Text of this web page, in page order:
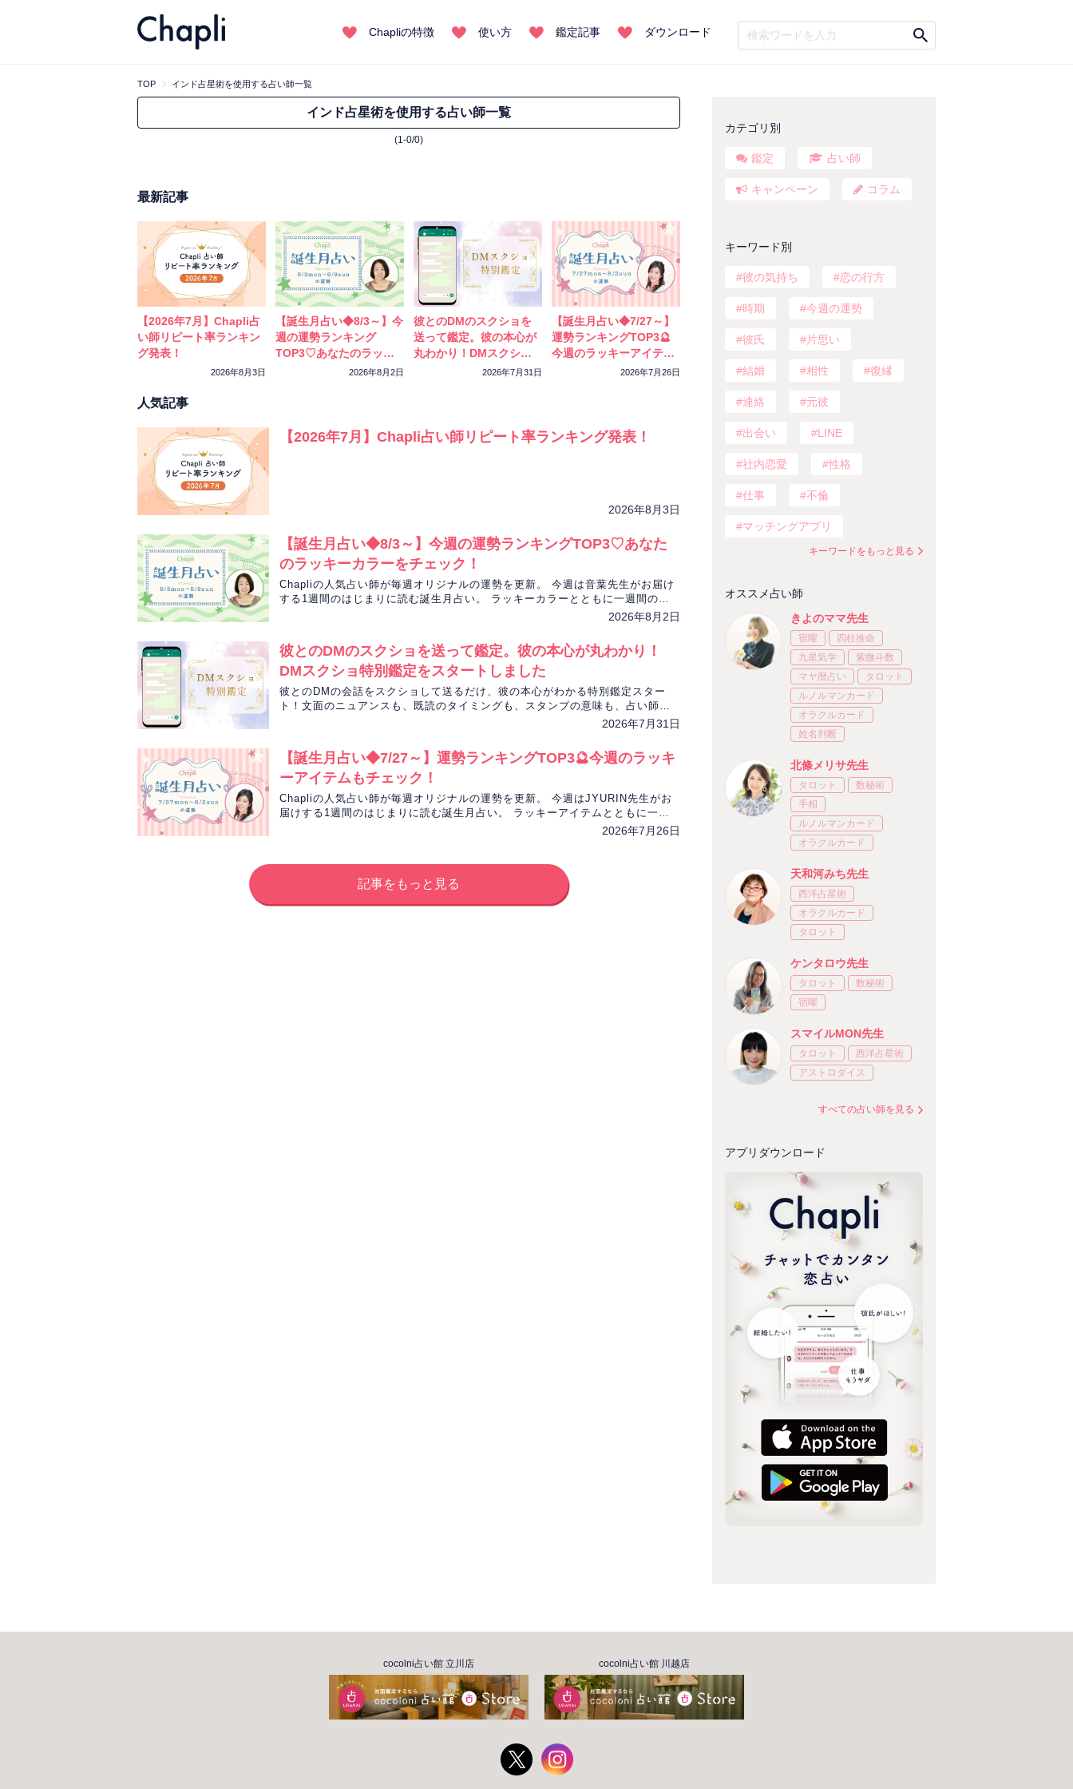
Chapliの特徴 使い方 鑑定記事 ダウンロード
TOP インド占星術を使用する占い師一覧
インド占星術を使用する占い師一覧
(1-0/0)
最新記事
【2026年7月】Chapli占
い師リピート率ランキン
グ発表！
2026年8月3日
【誕生月占い◆8/3～】今
週の運勢ランキング
TOP3♡あなたのラッキ
ーカラーをチェック！
2026年8月2日
彼とのDMのスクショを
送って鑑定。彼の本心が
丸わかり！DMスクショ
特別鑑定をスタートしま
2026年7月31日
【誕生月占い◆7/27～】
運勢ランキングTOP3🔮
今週のラッキーアイテム
2026年7月26日
人気記事
【2026年7月】Chapli占い師リピート率ランキング発表！
2026年8月3日
【誕生月占い◆8/3～】今週の運勢ランキングTOP3♡あなた
のラッキーカラーをチェック！
Chapliの人気占い師が毎週オリジナルの運勢を更新。 今週は音葉先生がお届け
する1週間のはじまりに読む誕生月占い。 ラッキーカラーとともに一週間の運
2026年8月2日
彼とのDMのスクショを送って鑑定。彼の本心が丸わかり！
DMスクショ特別鑑定をスタートしました
彼とのDMの会話をスクショして送るだけ、彼の本心がわかる特別鑑定スター
ト！文面のニュアンスも、既読のタイミングも、スタンプの意味も、占い師さ
2026年7月31日
【誕生月占い◆7/27～】運勢ランキングTOP3🔮今週のラッキ
ーアイテムもチェック！
Chapliの人気占い師が毎週オリジナルの運勢を更新。 今週はJYURIN先生がお
届けする1週間のはじまりに読む誕生月占い。 ラッキーアイテムとともに一週
2026年7月26日
記事をもっと見る
カテゴリ別
鑑定 占い師
キャンペーン コラム
キーワード別
彼の気持ち 恋の行方
時期 今週の運勢
彼氏 片思い
結婚 相性 復縁
連絡 元彼
出会い LINE
社内恋愛 性格
仕事 不倫
マッチングアプリ
キーワードをもっと見る
オススメ占い師
きよのママ先生
宿曜
四柱推命
九星気学
紫微斗数
マヤ暦占い
タロット
ルノルマンカード
オラクルカード
姓名判断
北條メリサ先生
タロット
数秘術
手相
ルノルマンカード
オラクルカード
天和河みち先生
西洋占星術
オラクルカード
タロット
ケンタロウ先生
タロット
数秘術
宿曜
スマイルMON先生
タロット
西洋占星術
アストロダイス
すべての占い師を見る
アプリダウンロード
cocolni占い館 立川店 cocolni占い館 川越店